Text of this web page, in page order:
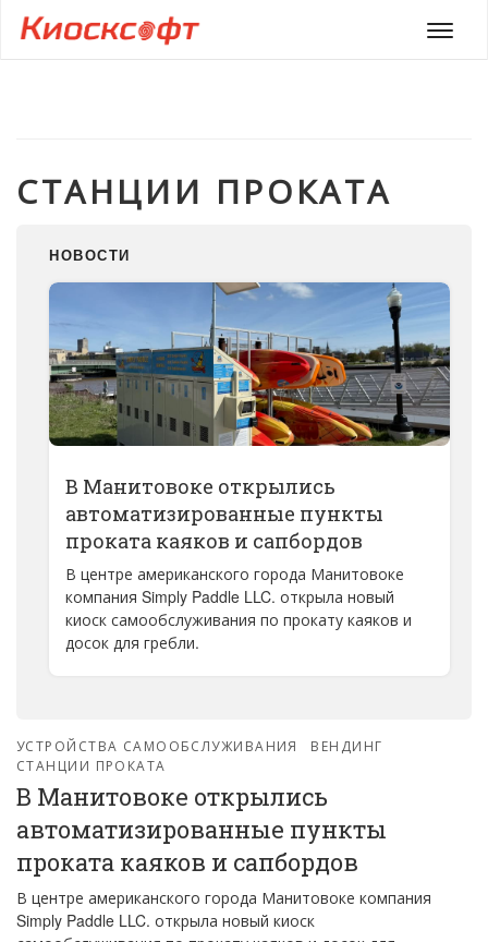
Меню
СТАНЦИИ ПРОКАТА
НОВОСТИ
В Манитовоке открылись
автоматизированные пункты
проката каяков и сапбордов
В центре американского города Манитовоке
компания Simply Paddle LLC. открыла новый
киоск самообслуживания по прокату каяков и
досок для гребли.
УСТРОЙСТВА САМООБСЛУЖИВАНИЯ
ВЕНДИНГ
СТАНЦИИ ПРОКАТА
В Манитовоке открылись
автоматизированные пункты
проката каяков и сапбордов
В центре американского города Манитовоке компания
Simply Paddle LLC. открыла новый киоск